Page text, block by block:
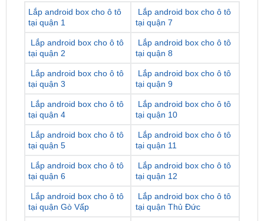
Lắp android box cho ô tô
tại quận 2
Lắp android box cho ô tô
tại quận 8
Lắp android box cho ô tô
tại quận 3
Lắp android box cho ô tô
tại quận 9
Lắp android box cho ô tô
tại quận 4
Lắp android box cho ô tô
tại quận 10
Lắp android box cho ô tô
tại quận 5
Lắp android box cho ô tô
tại quận 11
Lắp android box cho ô tô
tại quận 6
Lắp android box cho ô tô
tại quận 12
Lắp android box cho ô tô
tại quận Gò Vấp
Lắp android box cho ô tô
tại quận Thủ Đức
Lắp android box cho ô tô
tại quận Tân Bình
Lắp android box cho ô tô
tại quận Bình Tân